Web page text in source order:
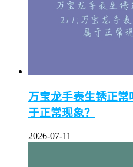
万宝龙手表生锈正常
于正常现象？
2026-07-11